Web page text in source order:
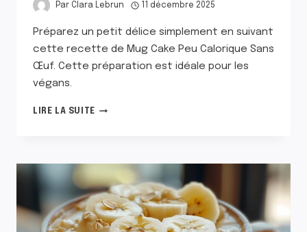
Par Clara Lebrun 11 décembre 2025
Préparez un petit délice simplement en suivant
cette recette de Mug Cake Peu Calorique Sans
Œuf. Cette préparation est idéale pour les
végans.
LIRE LA SUITEMUG
CALORIQUE
ET
SANS
ŒUF